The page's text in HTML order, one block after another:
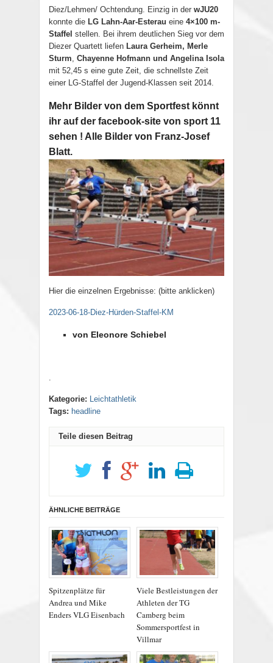
Diez/Lehmen/ Ochtendung. Einzig in der wJU20
konnte die LG Lahn-Aar-Esterau eine 4×100 m-
Staffel stellen. Bei ihrem deutlichen Sieg vor dem
Diezer Quartett liefen Laura Gerheim, Merle
Sturm, Chayenne Hofmann und Angelina Isola
mit 52,45 s eine gute Zeit, die schnellste Zeit
einer LG-Staffel der Jugend-Klassen seit 2014.
Mehr Bilder von dem Sportfest könnt
ihr auf der facebook-site von sport 11
sehen ! Alle Bilder von Franz-Josef
Blatt.
Hier die einzelnen Ergebnisse: (bitte anklicken)
2023-06-18-Diez-Hürden-Staffel-KM
von Eleonore Schiebel
Kategorie: Leichtathletik
Tags: headline
Teile diesen Beitrag
ÄHNLICHE BEITRÄGE
Spitzenplätze für
Andrea und Mike
Enders VLG Eisenbach
Viele Bestleistungen der
Athleten der TG
Camberg beim
Sommersportfest in
Villmar